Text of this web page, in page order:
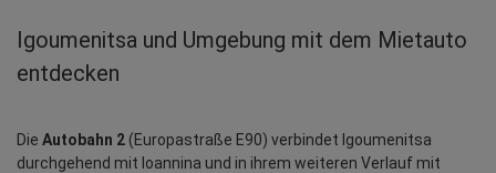
Igoumenitsa und Umgebung mit dem Mietauto
entdecken
Die Autobahn 2 (Europastraße E90) verbindet Igoumenitsa
durchgehend mit Ioannina und in ihrem weiteren Verlauf mit